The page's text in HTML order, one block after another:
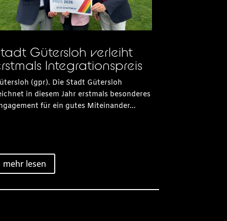
Gütersloh verleiht
Integrationspreis
(gpr). Die Stadt Gütersloh
in diesem Jahr erstmals besonderes
für ein gutes Miteinander...
mehr lesen